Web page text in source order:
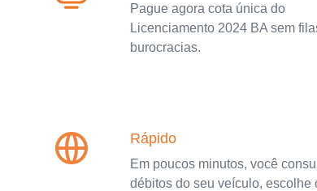
Pague agora cota única do
Licenciamento 2024 BA sem
burocracias.
Rápido
Em poucos minutos, você
débitos do seu veículo, escolhe